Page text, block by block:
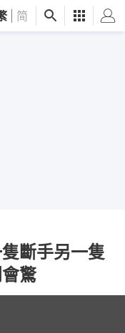
简
斷手另一隻
驚